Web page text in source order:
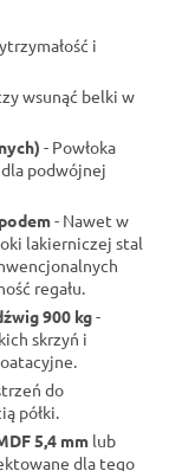
i
wsunąć belki w
- Powłoka
podwójnej
- Nawet w
lakierniczej stal
regału.
900 kg-
skrzyń i
do
półki.
5,4 mm lub
dla tego